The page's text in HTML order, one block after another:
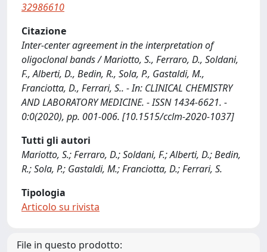
32986610
Citazione
Inter-center agreement in the interpretation of
oligoclonal bands / Mariotto, S., Ferraro, D., Soldani,
F., Alberti, D., Bedin, R., Sola, P., Gastaldi, M.,
Franciotta, D., Ferrari, S.. - In: CLINICAL CHEMISTRY
AND LABORATORY MEDICINE. - ISSN 1434-6621. -
0:0(2020), pp. 001-006. [10.1515/cclm-2020-1037]
Tutti gli autori
Mariotto, S.; Ferraro, D.; Soldani, F.; Alberti, D.; Bedin,
R.; Sola, P.; Gastaldi, M.; Franciotta, D.; Ferrari, S.
Tipologia
Articolo su rivista
File in questo prodotto: